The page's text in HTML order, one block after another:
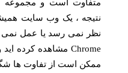
متفاوت است و مجموعه
نتیجه ، یک وب سایت
نظر نمی رسد یا عمل نمی
ممکن است از تفاوت ها